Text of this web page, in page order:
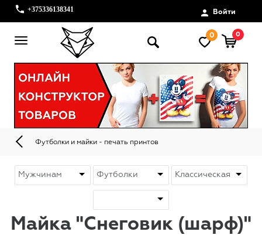
+375336138341 Войти
0 0
Футболки и майки - печать принтов
Майка "Снеговик (шарф)"